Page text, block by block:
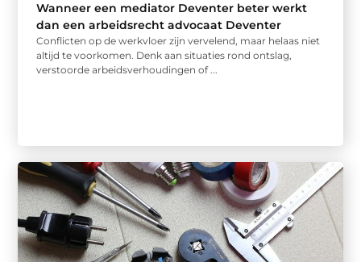
Wanneer een mediator Deventer beter werkt
dan een arbeidsrecht advocaat Deventer
Conflicten op de werkvloer zijn vervelend, maar helaas niet
altijd te voorkomen. Denk aan situaties rond ontslag,
verstoorde arbeidsverhoudingen of ...